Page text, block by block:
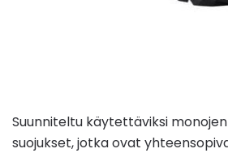
Suunniteltu käytettäviksi
suojukset, jotka ovat